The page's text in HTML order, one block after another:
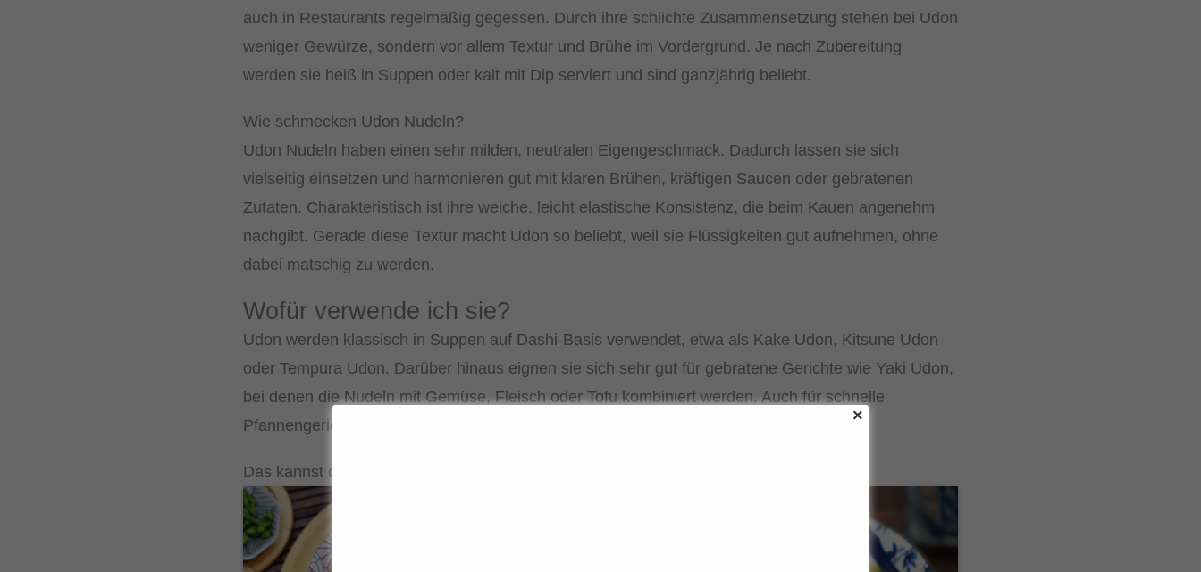
auch in Restaurants regelmäßig gegessen. Durch ihre schlichte Zusammensetzung stehen bei Udon
weniger Gewürze, sondern vor allem Textur und Brühe im Vordergrund. Je nach Zubereitung
werden sie heiß in Suppen oder kalt mit Dip serviert und sind ganzjährig beliebt.
Wie schmecken Udon Nudeln?
Udon Nudeln haben einen sehr milden, neutralen Eigengeschmack. Dadurch lassen sie sich
vielseitig einsetzen und harmonieren gut mit klaren Brühen, kräftigen Saucen oder gebratenen
Zutaten. Charakteristisch ist ihre weiche, leicht elastische Konsistenz, die beim Kauen angenehm
nachgibt. Gerade diese Textur macht Udon so beliebt, weil sie Flüssigkeiten gut aufnehmen, ohne
dabei matschig zu werden.
Wofür verwende ich sie?
Udon werden klassisch in Suppen auf Dashi-Basis verwendet, etwa als Kake Udon, Kitsune Udon
oder Tempura Udon. Darüber hinaus eignen sie sich sehr gut für gebratene Gerichte wie Yaki Udon,
bei denen die Nudeln mit Gemüse, Fleisch oder Tofu kombiniert werden. Auch für schnelle
Pfannengerichte oder als milde Nudelbasis für eigene Saucen sind sie gut geeignet.
Das kannst du damit kochen: